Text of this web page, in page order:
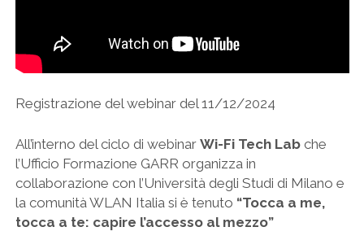
Registrazione del webinar del 11/12/2024
All’interno del ciclo di webinar Wi-Fi Tech Labche
l’Ufficio Formazione GARR organizza in
collaborazione con l’Università degli Studi di Milano e
la comunità WLAN Italia si è tenuto “Tocca a me,
tocca a te: capire l’accesso al mezzo”